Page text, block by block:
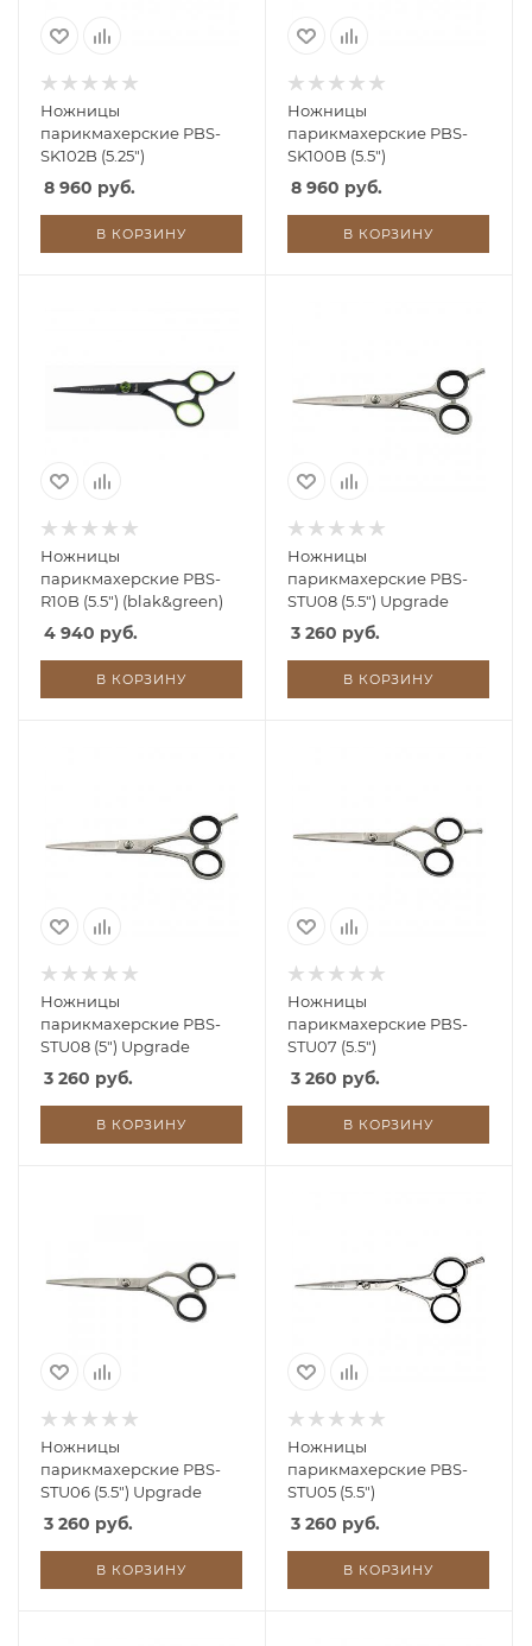
Ножницы
парикмахерские PBS-
SK102B (5.25")
8 960 руб.
В КОРЗИНУ
Ножницы
парикмахерские PBS-
SK100B (5.5")
8 960 руб.
В КОРЗИНУ
Ножницы
парикмахерские PBS-
R10B (5.5") (blak&green)
4 940 руб.
В КОРЗИНУ
Ножницы
парикмахерские PBS-
STU08 (5.5") Upgrade
3 260 руб.
В КОРЗИНУ
Ножницы
парикмахерские PBS-
STU08 (5") Upgrade
3 260 руб.
В КОРЗИНУ
Ножницы
парикмахерские PBS-
STU07 (5.5")
3 260 руб.
В КОРЗИНУ
Ножницы
парикмахерские PBS-
STU06 (5.5") Upgrade
3 260 руб.
В КОРЗИНУ
Ножницы
парикмахерские PBS-
STU05 (5.5")
3 260 руб.
В КОРЗИНУ